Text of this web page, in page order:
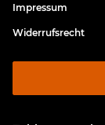
Impressum
Widerrufsrecht